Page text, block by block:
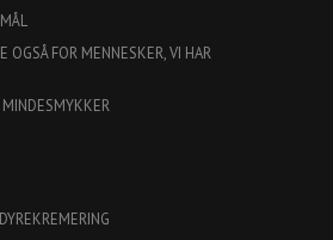
OGSÅ FOR MENNESKER, VI HAR